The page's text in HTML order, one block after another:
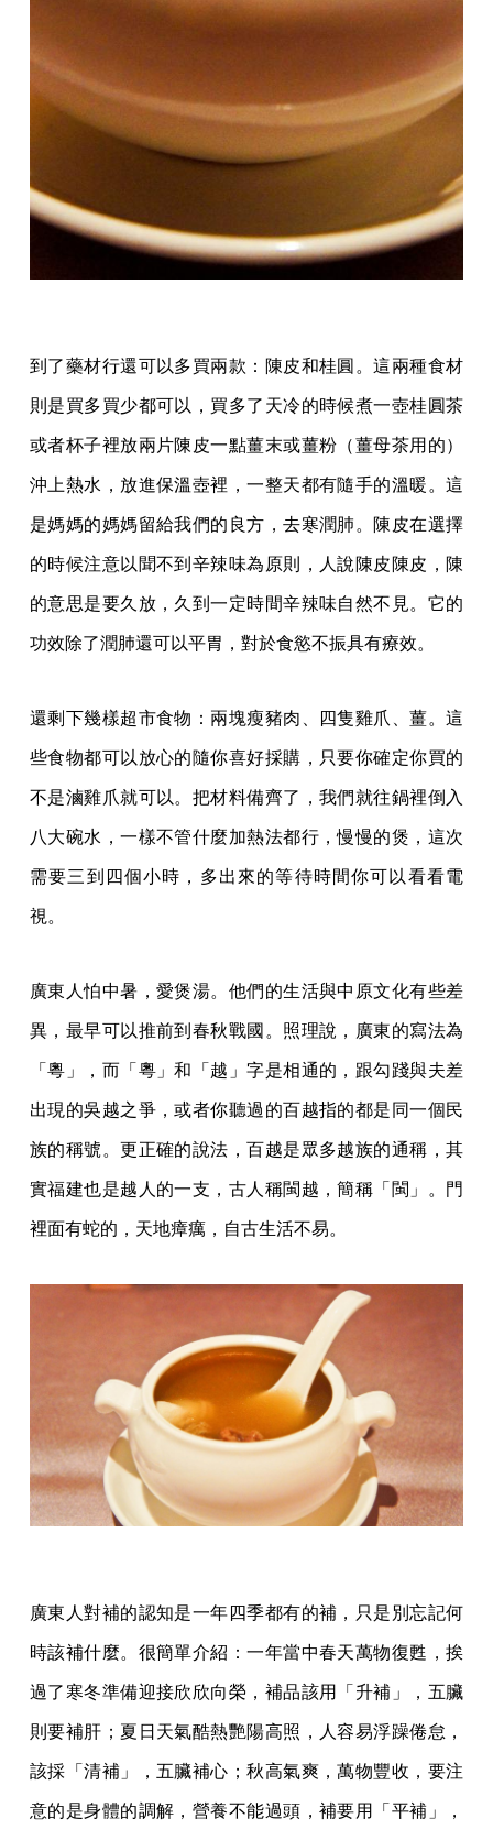
到了藥材行還可以多買兩款：陳皮和桂圓。這兩種食材
則是買多買少都可以，買多了天冷的時候煮一壺桂圓茶
或者杯子裡放兩片陳皮一點薑末或薑粉（薑母茶用的）
沖上熱水，放進保溫壺裡，一整天都有隨手的溫暖。這
是媽媽的媽媽留給我們的良方，去寒潤肺。陳皮在選擇
的時候注意以聞不到辛辣味為原則，人說陳皮陳皮，陳
的意思是要久放，久到一定時間辛辣味自然不見。它的
功效除了潤肺還可以平胃，對於食慾不振具有療效。
還剩下幾樣超市食物：兩塊瘦豬肉、四隻雞爪、薑。這
些食物都可以放心的隨你喜好採購，只要你確定你買的
不是滷雞爪就可以。把材料備齊了，我們就往鍋裡倒入
八大碗水，一樣不管什麼加熱法都行，慢慢的煲，這次
需要三到四個小時，多出來的等待時間你可以看看電
視。
廣東人怕中暑，愛煲湯。他們的生活與中原文化有些差
異，最早可以推前到春秋戰國。照理說，廣東的寫法為
「粵」，而「粵」和「越」字是相通的，跟勾踐與夫差
出現的吳越之爭，或者你聽過的百越指的都是同一個民
族的稱號。更正確的說法，百越是眾多越族的通稱，其
實福建也是越人的一支，古人稱閩越，簡稱「閩」。門
裡面有蛇的，天地瘴癘，自古生活不易。
廣東人對補的認知是一年四季都有的補，只是別忘記何
時該補什麼。很簡單介紹：一年當中春天萬物復甦，挨
過了寒冬準備迎接欣欣向榮，補品該用「升補」，五臟
則要補肝；夏日天氣酷熱艷陽高照，人容易浮躁倦怠，
該採「清補」，五臟補心；秋高氣爽，萬物豐收，要注
意的是身體的調解，營養不能過頭，補要用「平補」，